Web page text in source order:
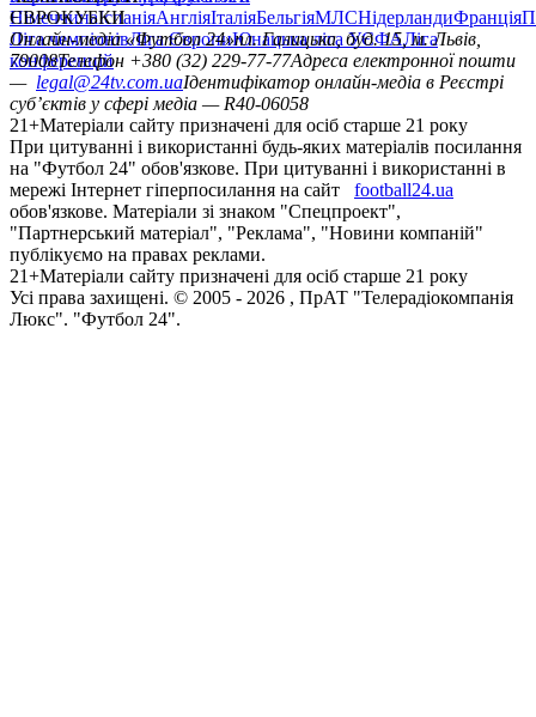
НімеччинаІспаніяАнгліяІталіяБельгіяМЛСНідерландиФранція
ЄВРОКУБКИ
Ліга чемпіонівЛіга ЄвропиЮнацька ліга УЄФАЛіга
конференцій
Онлайн-медіа «Футбол 24»пл. Галицька, буд. 15, м. Львів,
79008Телефон +380 (32) 229-77-77Адреса електронної пошти
— legal@24tv.com.uaІдентифікатор онлайн-медіа в Реєстрі
суб’єктів у сфері медіа — R40-06058
21+Матеріали сайту призначені для осіб старше 21 року
При цитуванні і використанні будь-яких матеріалів посилання
на "Футбол 24" обов'язкове. При цитуванні і використанні в
мережі Інтернет гіперпосилання на сайт
football24.ua
обов'язкове. Матеріали зі знаком "Спецпроект",
"Партнерський матеріал", "Реклама", "Новини компаній"
публікуємо на правах реклами.
21+Матеріали сайту призначені для осіб старше 21 року
Усi права захищенi. © 2005 - 2026 , ПрАТ "Телерадіокомпанія
Люкс". "Футбол 24".